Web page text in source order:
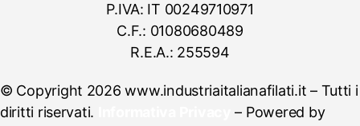
P.IVA: IT 00249710971
C.F.: 01080680489
R.E.A.: 255594
© Copyright 2026 www.industriaitalianafilati.it – Tutti i
diritti riservati.
– Powered by